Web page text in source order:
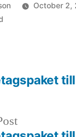
October 2,
Previous